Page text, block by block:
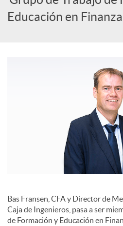
d
e
Educación en
Bas Fransen, CFA y Director de
Caja de Ingenieros, pasa a ser
de Formación y Educación en